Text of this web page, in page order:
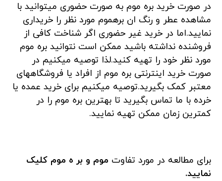
در صورت خرید بره موم به صورت حضوری میتوانید با
مشاهده عطر و رنگ ان برهموم مورد نظر را خریداری
نمایید.اما در خرید غیر حضوری اگر شناخت کافی از
فروشنده نداشته باشید ممکن است نتوانید بره موم
مورد نظر خود را تهیه کنید.لذا توصیه میکنیم در
صورت خرید اینترنتی بره موم از افراد یا فروشگاههای
معتبر کمک بگیرید.توصیه میکنیم برای خرید عمده یا
خرده با ما تماس بگیرید تا بهترین بره موم را در
کمترین زمان ممکن تهیه نمایید.
برای مطالعه در مورد تفاوت موم و بر ه موم کلیک
نمایید.